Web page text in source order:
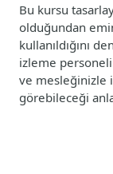
Bu kursu
olduğundan
kullanıldığını
izleme
ve mesleğinizle
görebileceği